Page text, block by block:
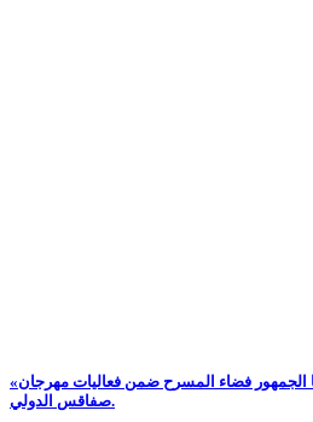
«كلنا نغني»… ليلة مميزة يتصدر فيها الجمهور فضاء المسرح ضمن فعاليات مهرجان
صفاقس الدولي.